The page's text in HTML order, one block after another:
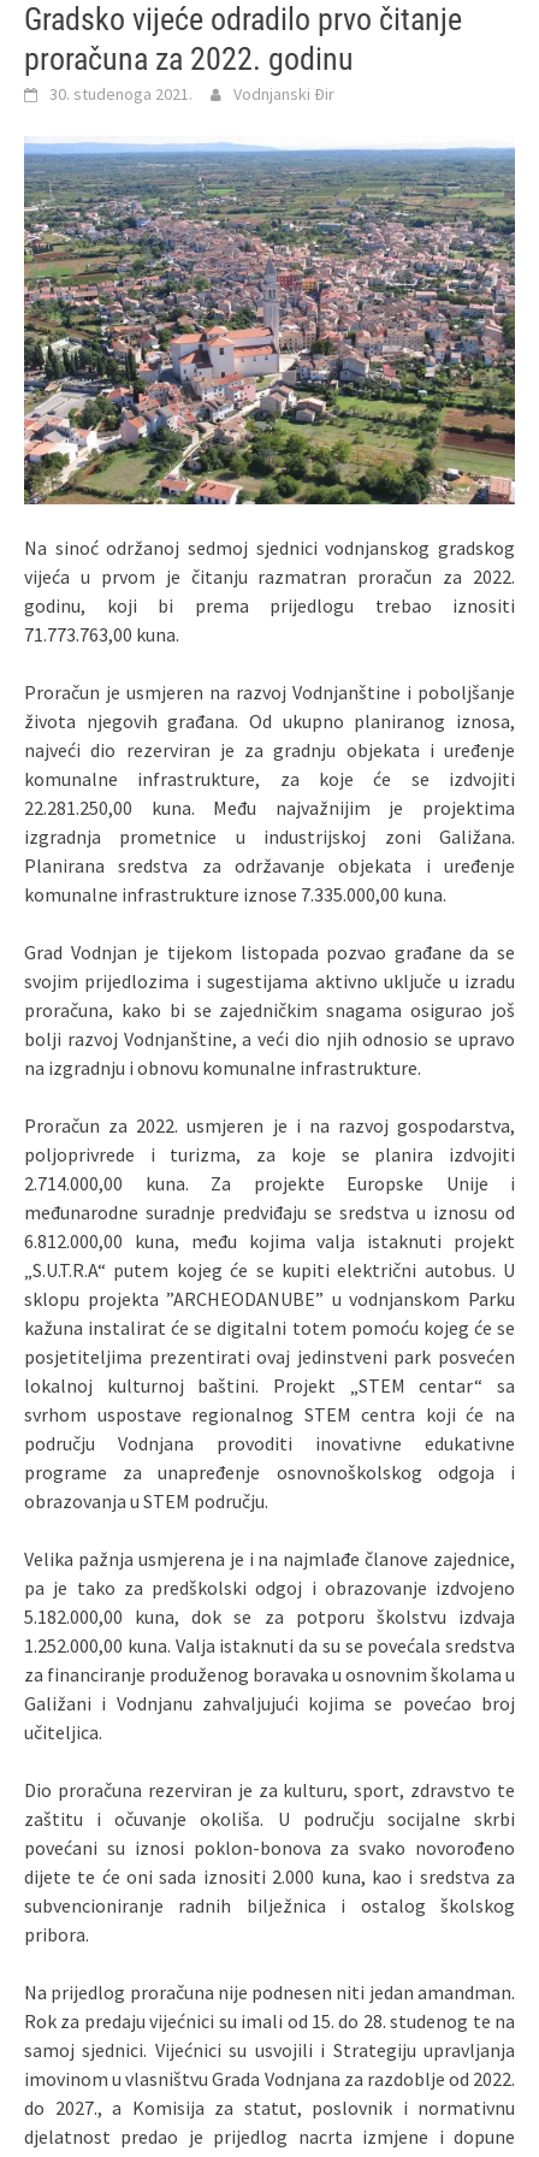
Gradsko vijeće odradilo prvo čitanje
proračuna za 2022. godinu
30. studenoga 2021. Vodnjanski Đir
Na sinoć održanoj sedmoj sjednici vodnjanskog gradskog
vijeća u prvom je čitanju razmatran proračun za 2022.
godinu, koji bi prema prijedlogu trebao iznositi
71.773.763,00 kuna.
Proračun je usmjeren na razvoj Vodnjanštine i poboljšanje
života njegovih građana. Od ukupno planiranog iznosa,
najveći dio rezerviran je za gradnju objekata i uređenje
komunalne infrastrukture, za koje će se izdvojiti
22.281.250,00 kuna. Među najvažnijim je projektima
izgradnja prometnice u industrijskoj zoni Galižana.
Planirana sredstva za održavanje objekata i uređenje
komunalne infrastrukture iznose 7.335.000,00 kuna.
Grad Vodnjan je tijekom listopada pozvao građane da se
svojim prijedlozima i sugestijama aktivno uključe u izradu
proračuna, kako bi se zajedničkim snagama osigurao još
bolji razvoj Vodnjanštine, a veći dio njih odnosio se upravo
na izgradnju i obnovu komunalne infrastrukture.
Proračun za 2022. usmjeren je i na razvoj gospodarstva,
poljoprivrede i turizma, za koje se planira izdvojiti
2.714.000,00 kuna. Za projekte Europske Unije i
međunarodne suradnje predviđaju se sredstva u iznosu od
6.812.000,00 kuna, među kojima valja istaknuti projekt
„S.U.T.R.A“ putem kojeg će se kupiti električni autobus. U
sklopu projekta ”ARCHEODANUBE” u vodnjanskom Parku
kažuna instalirat će se digitalni totem pomoću kojeg će se
posjetiteljima prezentirati ovaj jedinstveni park posvećen
lokalnoj kulturnoj baštini. Projekt „STEM centar“ sa
svrhom uspostave regionalnog STEM centra koji će na
području Vodnjana provoditi inovativne edukativne
programe za unapređenje osnovnoškolskog odgoja i
obrazovanja u STEM području.
Velika pažnja usmjerena je i na najmlađe članove zajednice,
pa je tako za predškolski odgoj i obrazovanje izdvojeno
5.182.000,00 kuna, dok se za potporu školstvu izdvaja
1.252.000,00 kuna. Valja istaknuti da su se povećala sredstva
za financiranje produženog boravaka u osnovnim školama u
Galižani i Vodnjanu zahvaljujući kojima se povećao broj
učiteljica.
Dio proračuna rezerviran je za kulturu, sport, zdravstvo te
zaštitu i očuvanje okoliša. U području socijalne skrbi
povećani su iznosi poklon-bonova za svako novorođeno
dijete te će oni sada iznositi 2.000 kuna, kao i sredstva za
subvencioniranje radnih bilježnica i ostalog školskog
pribora.
Na prijedlog proračuna nije podnesen niti jedan amandman.
Rok za predaju vijećnici su imali od 15. do 28.studenog te na
samoj sjednici. Vijećnici su usvojili i Strategiju upravljanja
imovinom u vlasništvu Grada Vodnjana za razdoblje od 2022.
do 2027., a Komisija za statut, poslovnik i normativnu
djelatnost predao je prijedlog nacrta izmjene i dopune